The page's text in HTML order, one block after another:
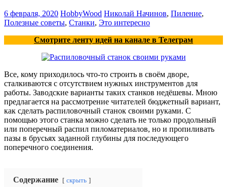
6 февраля, 2020 HobbyWood Николай Начинов, Пиление,
Полезные советы, Станки, Это интересно
Смотрите ленту идей на канале в Телеграм
Все, кому приходилось что-то строить в своём дворе,
сталкиваются с отсутствием нужных инструментов для
работы. Заводские варианты таких станков недёшевы. Мною
предлагается на рассмотрение читателей бюджетный вариант,
как сделать распиловочный станок своими руками. С
помощью этого станка можно сделать не только продольный
или поперечный распил пиломатериалов, но и пропиливать
пазы в брусьях заданной глубины для последующего
поперечного соединения.
Содержание скрыть